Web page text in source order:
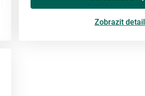
Zobrazit detail